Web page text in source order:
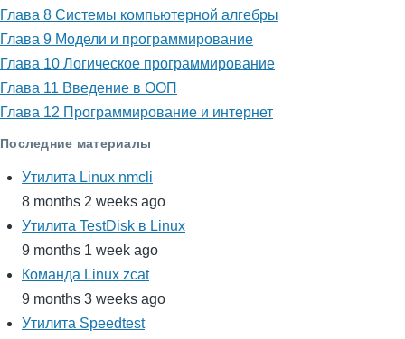
Глава 8 Системы компьютерной алгебры
Глава 9 Модели и программирование
Глава 10 Логическое программирование
Глава 11 Введение в ООП
Глава 12 Программирование и интернет
Последние материалы
Утилита Linux nmcli
8 months 2 weeks ago
Утилита TestDisk в Linux
9 months 1 week ago
Команда Linux zcat
9 months 3 weeks ago
Утилита Speedtest